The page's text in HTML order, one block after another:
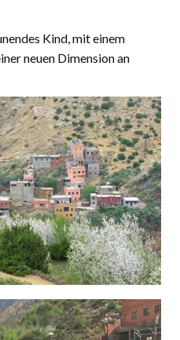
Kind, mit einem
neuen Dimension an